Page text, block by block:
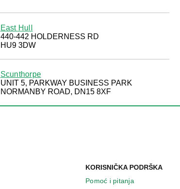
East Hull
440-442 HOLDERNESS RD
HU9 3DW
Scunthorpe
UNIT 5, PARKWAY BUSINESS PARK
NORMANBY ROAD, DN15 8XF
KORISNIČKA PODRŠKA
Pomoć i pitanja